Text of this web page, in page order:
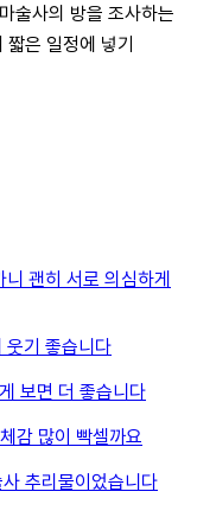
술사의 방을 조사하는
은 일정에 넣기
괜히 서로 의심하게
웃기 좋습니다
보면 더 좋습니다
감 많이 빡셀까요
추리물이었습니다